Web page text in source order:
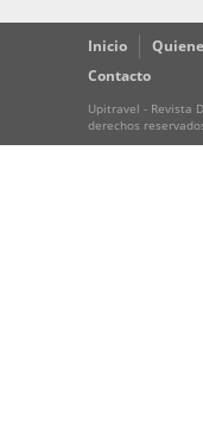
Inicio
Contacto
Upitravel - Revista
derechos